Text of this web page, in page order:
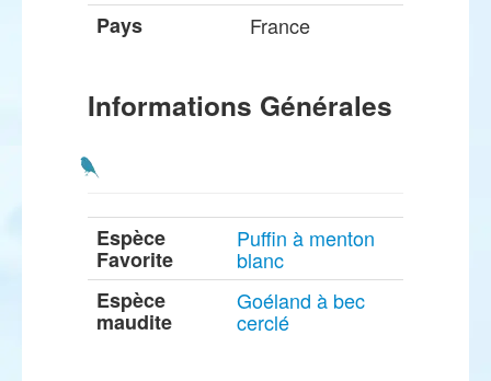
Pays France
Informations Générales
Espèce
Favorite
Puffin à menton
blanc
Espèce
maudite
Goéland à bec
cerclé